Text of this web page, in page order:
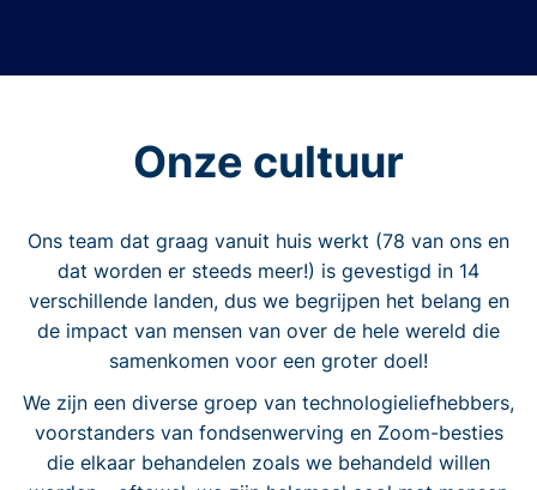
Onze cultuur
Ons team dat graag vanuit huis werkt (78 van ons en
dat worden er steeds meer!) is gevestigd in 14
verschillende landen, dus we begrijpen het belang en
de impact van mensen van over de hele wereld die
samenkomen voor een groter doel!
We zijn een diverse groep van technologieliefhebbers,
voorstanders van fondsenwerving en Zoom-besties
die elkaar behandelen zoals we behandeld willen